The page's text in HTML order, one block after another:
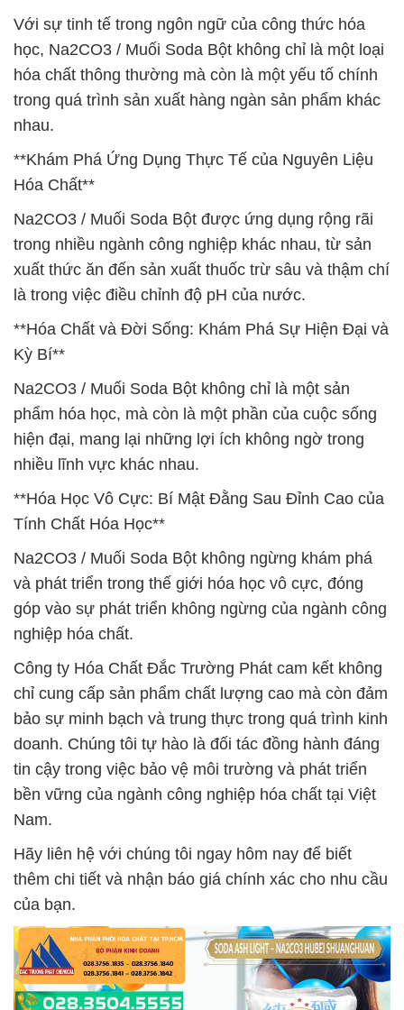
Với sự tinh tế trong ngôn ngữ của công thức hóa
học, Na2CO3 / Muối Soda Bột không chỉ là một loại
hóa chất thông thường mà còn là một yếu tố chính
trong quá trình sản xuất hàng ngàn sản phẩm khác
nhau.
**Khám Phá Ứng Dụng Thực Tế của Nguyên Liệu
Hóa Chất**
Na2CO3 / Muối Soda Bột được ứng dụng rộng rãi
trong nhiều ngành công nghiệp khác nhau, từ sản
xuất thức ăn đến sản xuất thuốc trừ sâu và thậm chí
là trong việc điều chỉnh độ pH của nước.
**Hóa Chất và Đời Sống: Khám Phá Sự Hiện Đại và
Kỳ Bí**
Na2CO3 / Muối Soda Bột không chỉ là một sản
phẩm hóa học, mà còn là một phần của cuộc sống
hiện đại, mang lại những lợi ích không ngờ trong
nhiều lĩnh vực khác nhau.
**Hóa Học Vô Cực: Bí Mật Đằng Sau Đỉnh Cao của
Tính Chất Hóa Học**
Na2CO3 / Muối Soda Bột không ngừng khám phá
và phát triển trong thế giới hóa học vô cực, đóng
góp vào sự phát triển không ngừng của ngành công
nghiệp hóa chất.
Công ty Hóa Chất Đắc Trường Phát cam kết không
chỉ cung cấp sản phẩm chất lượng cao mà còn đảm
bảo sự minh bạch và trung thực trong quá trình kinh
doanh. Chúng tôi tự hào là đối tác đồng hành đáng
tin cậy trong việc bảo vệ môi trường và phát triển
bền vững của ngành công nghiệp hóa chất tại Việt
Nam.
Hãy liên hệ với chúng tôi ngay hôm nay để biết
thêm chi tiết và nhận báo giá chính xác cho nhu cầu
của bạn.